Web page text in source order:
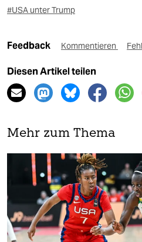
#USA unter Trump
Feedback Kommentieren
Diesen Artikel teilen
Mehr zum Thema